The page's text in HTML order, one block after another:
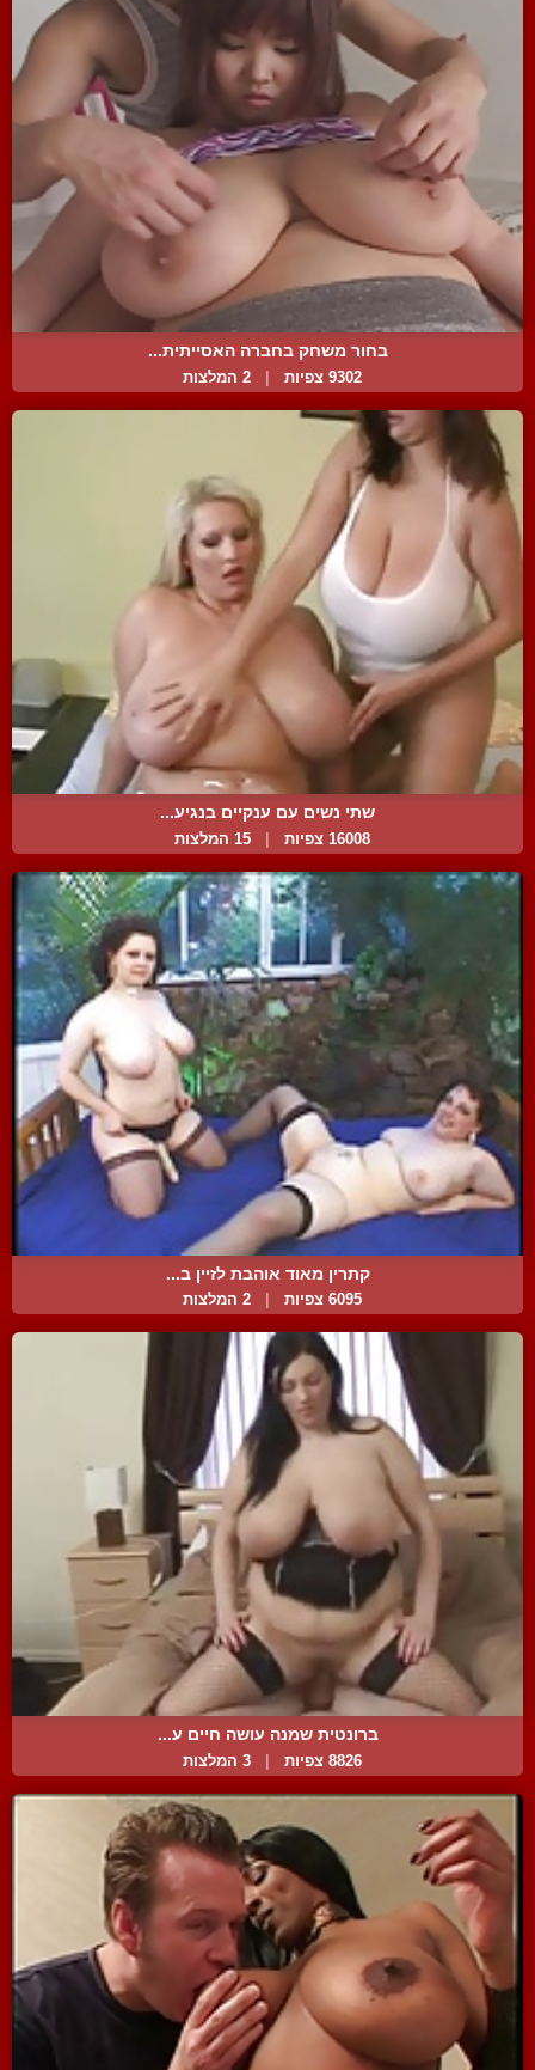
בחור משחק בחברה האסייתית...
9302 צפיות 2 המלצות
שתי נשים עם ענקיים בנגיע...
16008 צפיות | 15 המלצות
קתרין מאוד אוהבת לזיין ב...
6095 צפיות 2 המלצות
ברונטית שמנה עושה חיים ע...
8826 צפיות 3 המלצות